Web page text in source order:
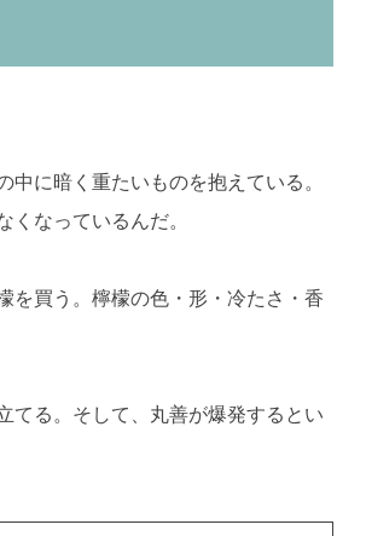
に暗く重たいものを抱えている。
なっているんだ。
を買う。檸檬の色・形・冷たさ・香
てる。そして、丸善が爆発するとい